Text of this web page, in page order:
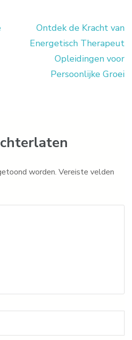
Ontdek de Kracht van
Energetisch Therapeut
Opleidingen voor
Persoonlijke Groei
worden. Vereiste velden